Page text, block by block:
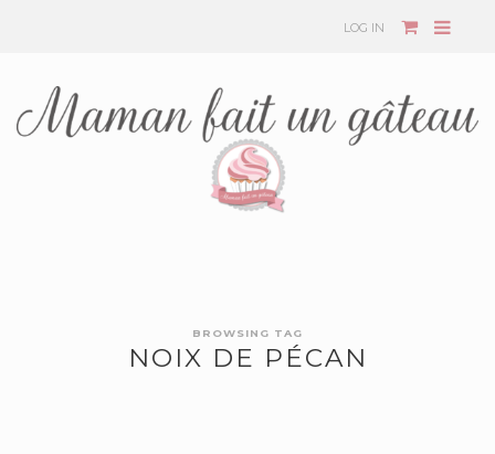
LOG IN
BROWSING TAG
NOIX DE PÉCAN